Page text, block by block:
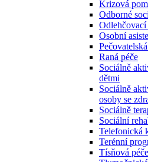
Krizová
Odborné
Osobní
Raná péče
Sociálně
dětmi
Sociálně
osoby se
Sociálně
Sociální
Telefonická
Terénní
Tísňová péče